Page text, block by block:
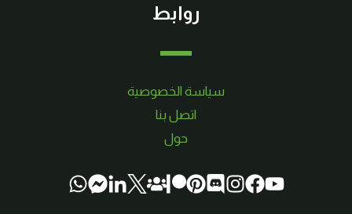
روابط
سياسة الخصوصية
اتصل بنا
حول